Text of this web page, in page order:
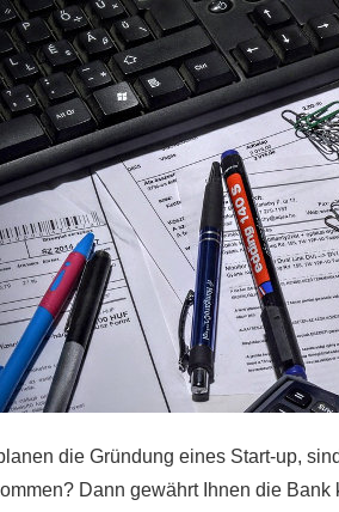
die Gründung eines Start-up,
Dann gewährt Ihnen die